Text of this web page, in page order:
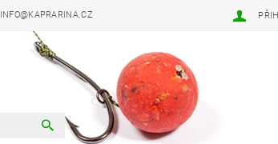
INFO@KAPRARINA.CZ